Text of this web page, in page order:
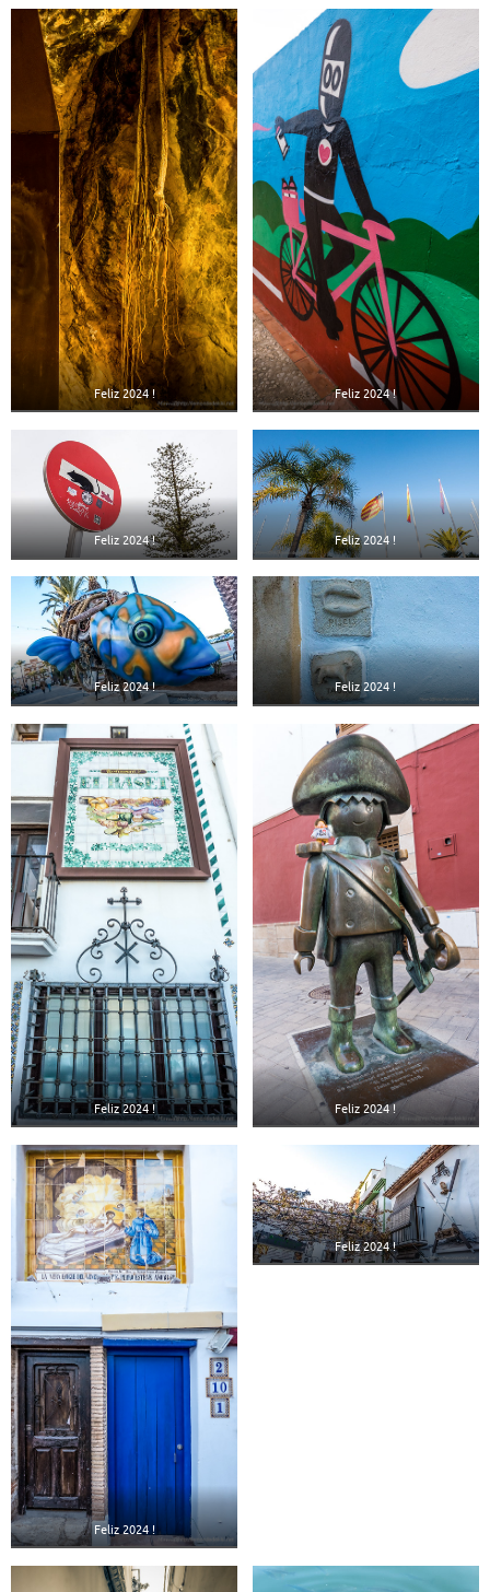
Feliz 2024 ! Feliz 2024 !
Feliz 2024 ! Feliz 2024 !
Feliz 2024 ! Feliz 2024 !
Feliz 2024 ! Feliz 2024 !
Feliz 2024 !
Feliz 2024 !